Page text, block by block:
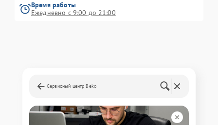
Время работы
Ежедневно с 9:00 до 21:00
Сервисный центр Beko